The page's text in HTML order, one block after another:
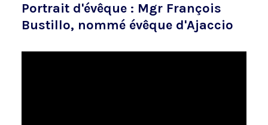
Portrait d'évêque : Mgr François
Bustillo, nommé évêque d'Ajaccio